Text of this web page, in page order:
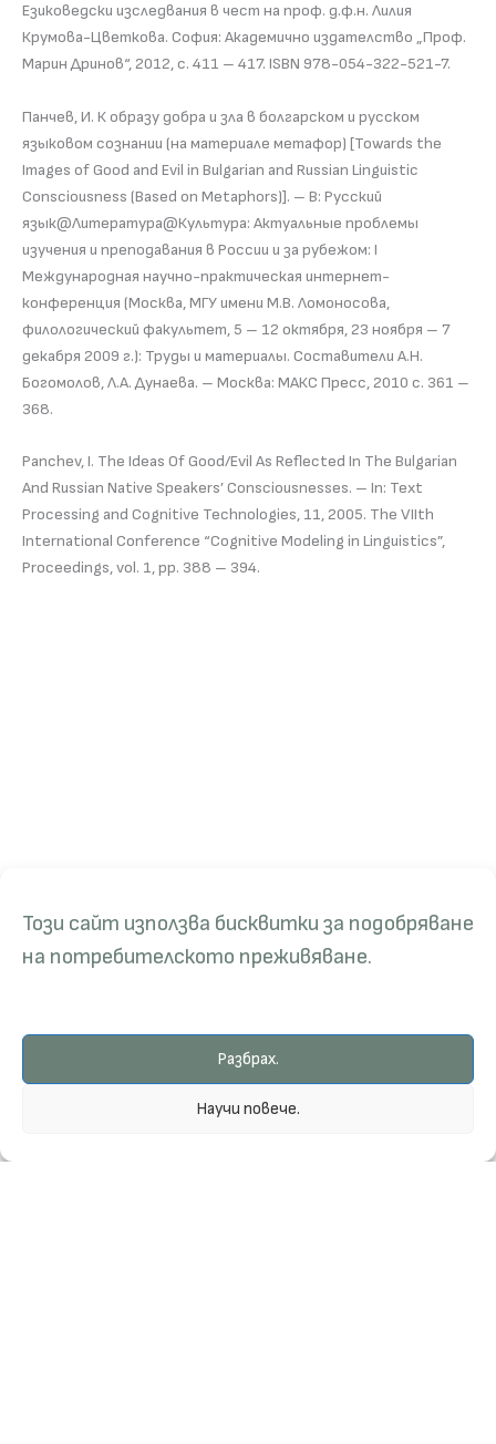
Този сайт използва бисквитки за подобряване
на потребителското преживяване.
Разбрах.
Научи повече.
Езиковедски изследвания в чест на проф. д.ф.н. Лилия
Крумова-Цветкова. София: Академично издателство „Проф.
Марин Дринов“, 2012, с. 411 – 417. ISBN 978-054-322-521-7.
Панчев, И. К образу добра и зла в болгарском и русском
языковом сознании (на материале метафор) [Towards the
Images of Good and Evil in Bulgarian and Russian Linguistic
Consciousness (Based on Metaphors)]. – В: Русский
язык@Литература@Культура: Актуальные проблемы
изучения и преподавания в России и за рубежом: I
Международная научно-практическая интернет-
конференция (Москва, МГУ имени М.В. Ломоносова,
филологический факультет, 5 – 12 октября, 23 ноября – 7
декабря 2009 г.): Труды и материалы. Составители А.Н.
Богомолов, Л.А. Дунаева. – Москва: МАКС Пресс, 2010 с. 361 –
368.
Panchev, I. The Ideas Of Good/Evil As Reflected In The Bulgarian
And Russian Native Speakers’ Consciousnesses. – In: Text
Processing and Cognitive Technologies, 11, 2005. The VIIth
International Conference “Cognitive Modeling in Linguistics”,
Proceedings, vol. 1, pp. 388 – 394.